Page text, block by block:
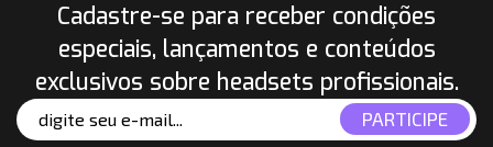
Cadastre-se para receber condições
especiais, lançamentos e conteúdos
exclusivos sobre headsets profissionais.